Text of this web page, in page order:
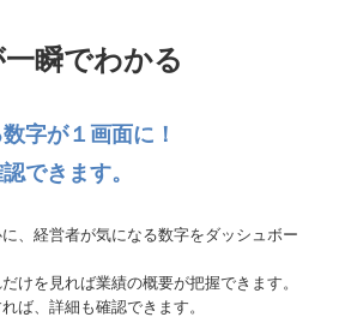
瞬でわかる
字が１画面に！
できます。
、経営者が気になる数字をダッシュボー
けを見れば業績の概要が把握できます。
ば、詳細も確認できます。